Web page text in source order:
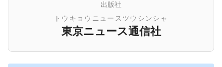
出版社
トウキョウニュースツウシンシャ
東京ニュース通信社